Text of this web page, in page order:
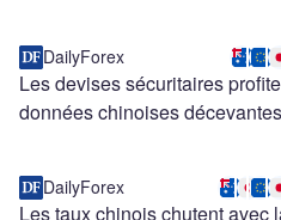
DailyForex
Les devises sécuritaires
données chinoises décevantes
DailyForex
Les taux chinois chutent avec